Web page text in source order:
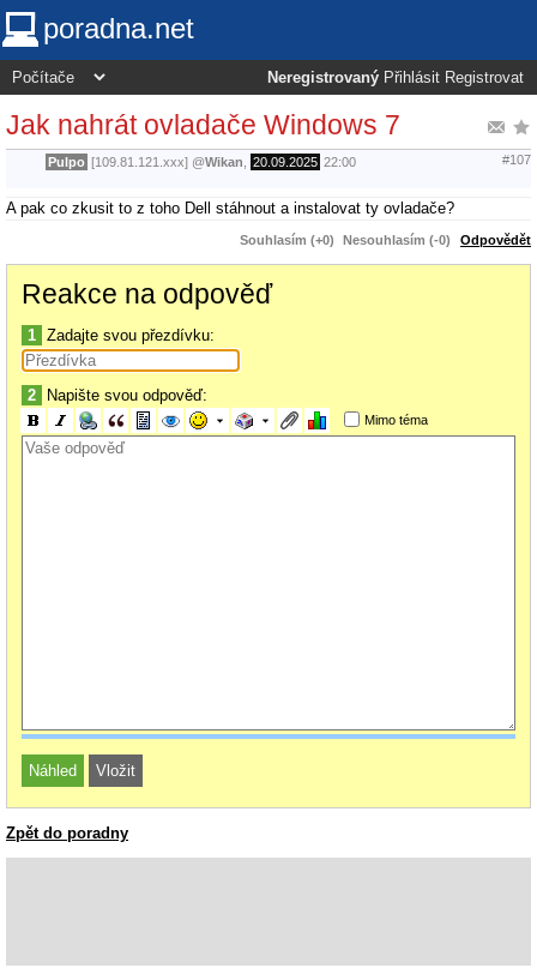
poradna.net
Neregistrovaný Přihlásit Registrovat
Jak nahrát ovladače Windows 7
Pulpo [109.81.121.xxx] @Wikan 20.09.2025 22:00 #107
A pak co zkusit to z toho Dell stáhnout a instalovat ty ovladače?
Souhlasím (+0) Nesouhlasím (-0) Odpovědět
Reakce na odpověď
1 Zadajte svou přezdívku:
2 Napište svou odpověď:
Mimo téma
Zpět do poradny